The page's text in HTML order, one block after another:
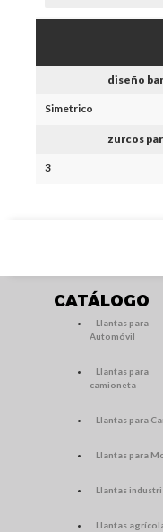
diseño
Simetrico
zurcos
3
CATÁLOGO
Llantas para
Automóvil
Llantas para
camioneta
Llantas para
Llantas para
Llantas
Llantas